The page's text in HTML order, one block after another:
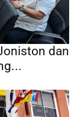
dan